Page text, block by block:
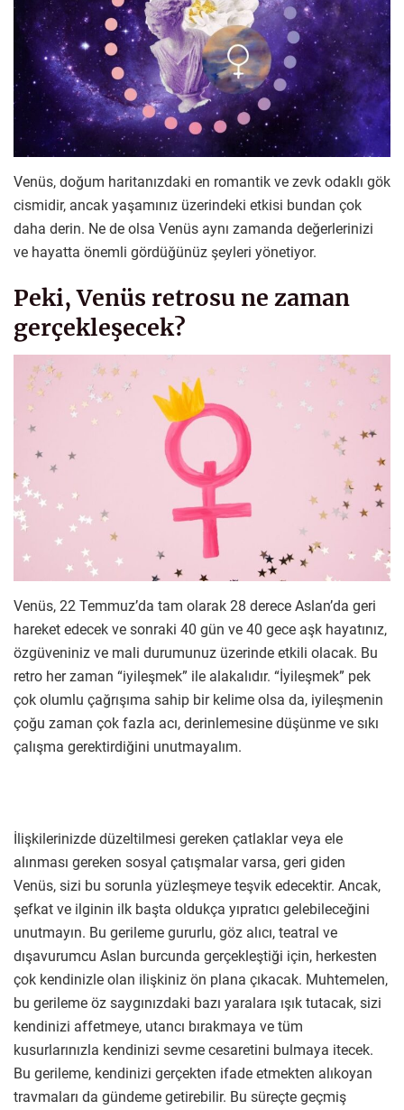
Venüs, doğum haritanızdaki en romantik ve zevk odaklı gök
cismidir, ancak yaşamınız üzerindeki etkisi bundan çok
daha derin. Ne de olsa Venüs aynı zamanda değerlerinizi
ve hayatta önemli gördüğünüz şeyleri yönetiyor.
Peki, Venüs retrosu ne zaman
gerçekleşecek?
Venüs, 22 Temmuz’da tam olarak 28 derece Aslan’da geri
hareket edecek ve sonraki 40 gün ve 40 gece aşk hayatınız,
özgüveniniz ve mali durumunuz üzerinde etkili olacak. Bu
retro her zaman “iyileşmek” ile alakalıdır. “İyileşmek” pek
çok olumlu çağrışıma sahip bir kelime olsa da, iyileşmenin
çoğu zaman çok fazla acı, derinlemesine düşünme ve sıkı
çalışma gerektirdiğini unutmayalım.
İlişkilerinizde düzeltilmesi gereken çatlaklar veya ele
alınması gereken sosyal çatışmalar varsa, geri giden
Venüs, sizi bu sorunla yüzleşmeye teşvik edecektir. Ancak,
şefkat ve ilginin ilk başta oldukça yıpratıcı gelebileceğini
unutmayın. Bu gerileme gururlu, göz alıcı, teatral ve
dışavurumcu Aslan burcunda gerçekleştiği için, herkesten
çok kendinizle olan ilişkiniz ön plana çıkacak. Muhtemelen,
bu gerileme öz saygınızdaki bazı yaralara ışık tutacak, sizi
kendinizi affetmeye, utancı bırakmaya ve tüm
kusurlarınızla kendinizi sevme cesaretini bulmaya itecek.
Bu gerileme, kendinizi gerçekten ifade etmekten alıkoyan
travmaları da gündeme getirebilir. Bu süreçte geçmiş